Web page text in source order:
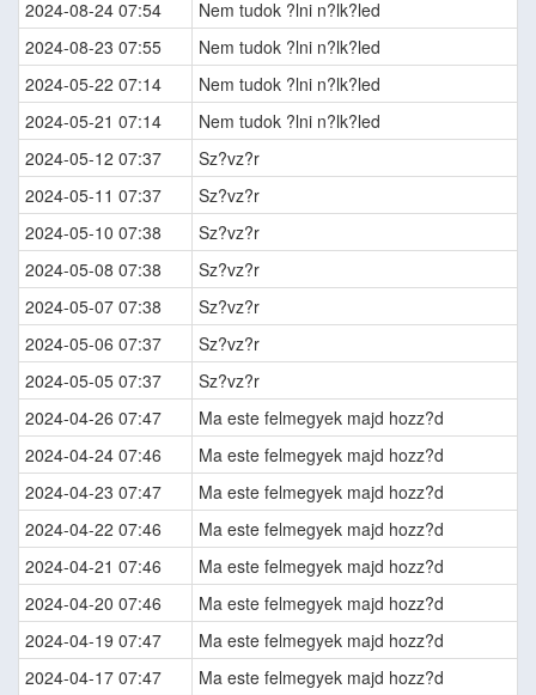
2024-08-24 07:54
Nem tudok ?lni n?lk?led
2024-08-23 07:55
Nem tudok ?lni n?lk?led
2024-05-22 07:14
Nem tudok ?lni n?lk?led
2024-05-21 07:14
Nem tudok ?lni n?lk?led
2024-05-12 07:37
Sz?vz?r
2024-05-11 07:37
Sz?vz?r
2024-05-10 07:38
Sz?vz?r
2024-05-08 07:38
Sz?vz?r
2024-05-07 07:38
Sz?vz?r
2024-05-06 07:37
Sz?vz?r
2024-05-05 07:37
Sz?vz?r
2024-04-26 07:47
Ma este felmegyek majd hozz?d
2024-04-24 07:46
Ma este felmegyek majd hozz?d
2024-04-23 07:47
Ma este felmegyek majd hozz?d
2024-04-22 07:46
Ma este felmegyek majd hozz?d
2024-04-21 07:46
Ma este felmegyek majd hozz?d
2024-04-20 07:46
Ma este felmegyek majd hozz?d
2024-04-19 07:47
Ma este felmegyek majd hozz?d
2024-04-17 07:47
Ma este felmegyek majd hozz?d